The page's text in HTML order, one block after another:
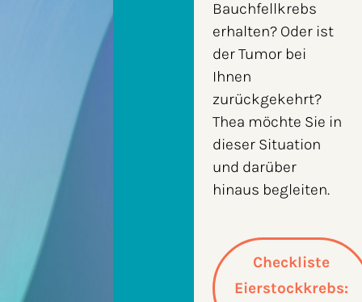
Bauchfellkrebs
erhalten? Oder ist
der Tumor bei
Ihnen
zurückgekehrt?
Thea möchte Sie in
dieser Situation
und darüber
hinaus begleiten.
Checkliste
Eierstockkrebs: